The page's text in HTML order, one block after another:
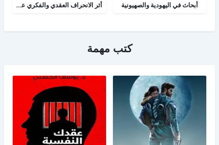
أبحاث في اليهودية والصهيونية أثر الانحراف العقدي والفكري عند اليهود على الفكر الصهيوني المعاصر
كتب مهمة